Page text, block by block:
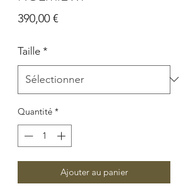
390,00 €Prix
Taille *
Quantité *
Ajouter au panier